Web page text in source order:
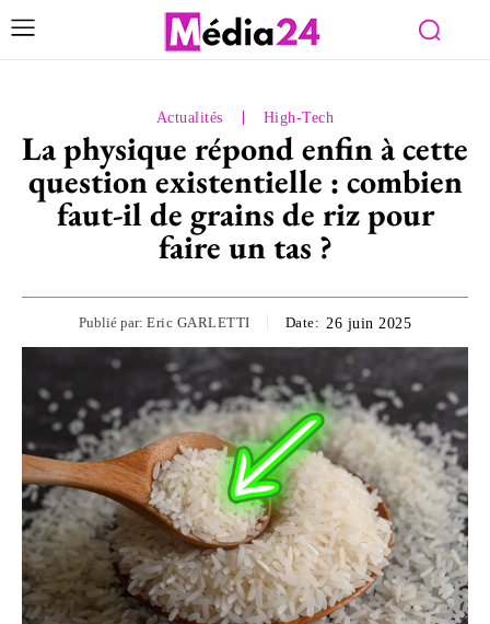
Actualités High-Tech
La physique répond enfin à cette
question existentielle : combien
faut-il de grains de riz pour
faire un tas ?
Publié par: Eric GARLETTI Date: 26 juin 2025